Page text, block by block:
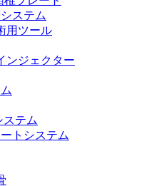
ステム
用ツール
ンジェクター
テム
トシステム